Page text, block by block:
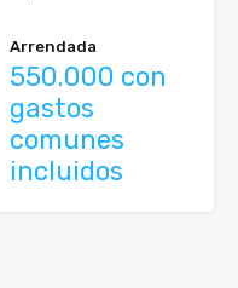
Arrendada
550.000 con
gastos
comunes
incluidos